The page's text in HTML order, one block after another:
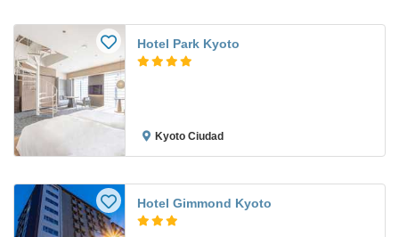
Hotel Park Kyoto
Kyoto Ciudad
Hotel Gimmond Kyoto